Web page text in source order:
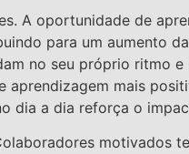
A oportunidade de
para um aumento
no seu próprio ritmo e
aprendizagem mais
dia a dia reforça o
motivados